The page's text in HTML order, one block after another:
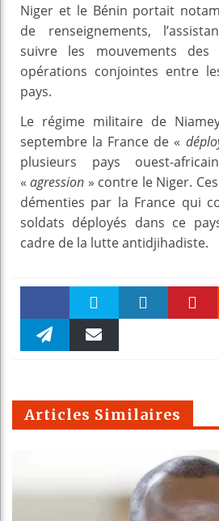
Niger et le Bénin portait
de renseignements,
suivre les mouvements
opérations conjointes entre
pays.
Le régime militaire de
septembre la France de «
plusieurs pays ouest-
«agression » contre le Niger.
démenties par la France qui
soldats déployés dans ce
cadre de la lutte antidjihadiste.
Faceboo Twitter
m
Articles Similaires